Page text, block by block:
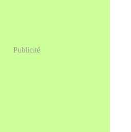
Publicité